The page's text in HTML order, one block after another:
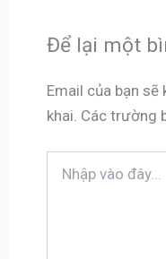
Để lại một
Email của bạn
khai. Các trường
vào